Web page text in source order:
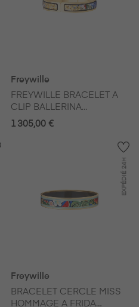
Freywille
FREYWILLE BRACELET A
CLIP BALLERINA
HOMMAGE A CLAUDE
1 305,00 €
EXPÉDIÉ
24H
Freywille
BRACELET CERCLE MISS
HOMMAGE A FRIDA